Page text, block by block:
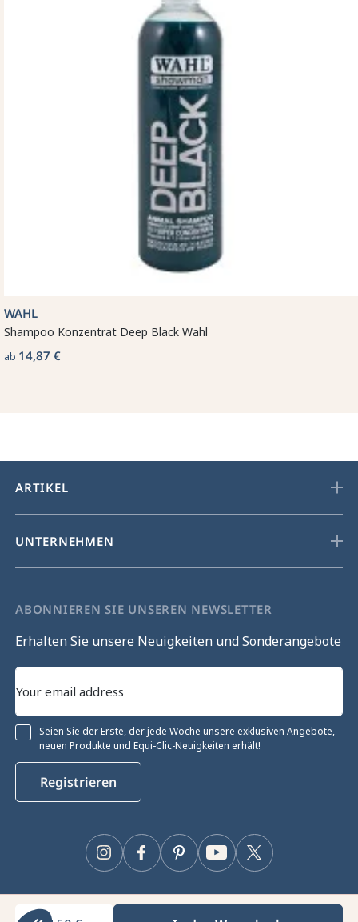
WAHL
Shampoo Konzentrat Deep Black Wahl
ab 14,87 €
ARTIKEL
UNTERNEHMEN
ABONNIEREN SIE UNSEREN NEWSLETTER
Erhalten Sie unsere Neuigkeiten und Sonderangebote
Seien Sie der Erste, der jede Woche unsere exklusiven Angebote,
neuen Produkte und Equi-Clic-Neuigkeiten erhält!
Registrieren
Facebook Twitter
YouTube
Pinterest
Instagram